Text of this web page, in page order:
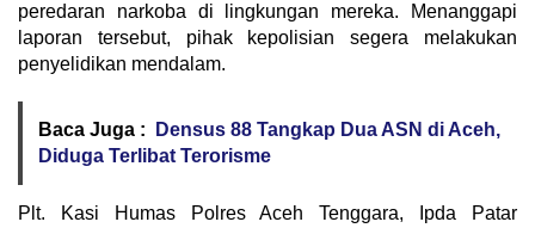
peredaran narkoba di lingkungan mereka. Menanggapi
laporan tersebut, pihak kepolisian segera melakukan
penyelidikan mendalam.
Baca Juga :
Densus 88 Tangkap Dua ASN di Aceh,
Diduga Terlibat Terorisme
Plt. Kasi Humas Polres Aceh Tenggara, Ipda Patar